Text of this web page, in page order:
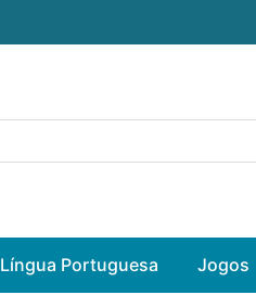
Língua Portuguesa Jogos